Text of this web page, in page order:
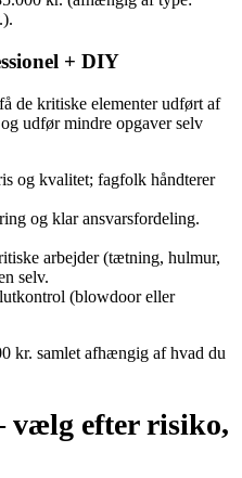
+ DIY
de kritiske elementer udført af
udfør mindre opgaver selv
og kvalitet; fagfolk håndterer
og klar ansvarsfordeling.
arbejder (tætning, hulmur,
selv.
(blowdoor eller
kr. samlet afhængig af hvad du
efter risiko,